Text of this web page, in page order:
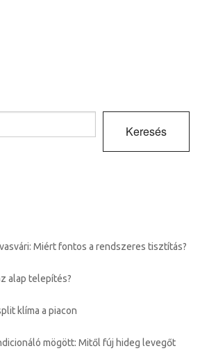
Keresés
Miért fontos a rendszeres tisztítás?
alap telepítés?
klíma a piacon
mögött: Mitől fúj hideg levegőt